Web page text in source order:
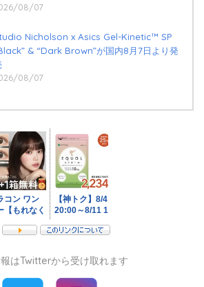
08/07
Nicholson x Asics Gel-Kinetic™ SP
& “Dark Brown”が国内8月7日より発
08/07
はTwitterから受け取れます